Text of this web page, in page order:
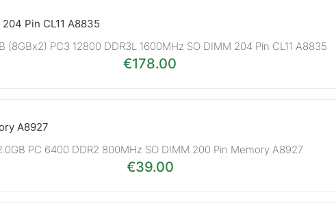
(8GBx2) PC3 12800 DDR3L 1600MHz SO DIMM 204 Pin CL11 A8835
€178.00
PC 6400 DDR2 800MHz SO DIMM 200 Pin Memory A8927
€39.00